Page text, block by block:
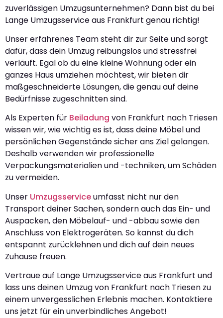
zuverlässigen Umzugsunternehmen? Dann bist du bei
Lange Umzugsservice aus Frankfurt genau richtig!
Unser erfahrenes Team steht dir zur Seite und sorgt
dafür, dass dein Umzug reibungslos und stressfrei
verläuft. Egal ob du eine kleine Wohnung oder ein
ganzes Haus umziehen möchtest, wir bieten dir
maßgeschneiderte Lösungen, die genau auf deine
Bedürfnisse zugeschnitten sind.
Als Experten für Beiladung von Frankfurt nach Triesen
wissen wir, wie wichtig es ist, dass deine Möbel und
persönlichen Gegenstände sicher ans Ziel gelangen.
Deshalb verwenden wir professionelle
Verpackungsmaterialien und -techniken, um Schäden
zu vermeiden.
Unser Umzugsserviceumfasst nicht nur den
Transport deiner Sachen, sondern auch das Ein- und
Auspacken, den Möbelauf- und -abbau sowie den
Anschluss von Elektrogeräten. So kannst du dich
entspannt zurücklehnen und dich auf dein neues
Zuhause freuen.
Vertraue auf Lange Umzugsservice aus Frankfurt und
lass uns deinen Umzug von Frankfurt nach Triesen zu
einem unvergesslichen Erlebnis machen. Kontaktiere
uns jetzt für ein unverbindliches Angebot!